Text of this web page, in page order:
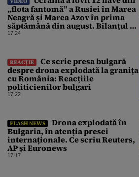
„flota fantomă” a Rusiei în Marea
Neagră și Marea Azov în prima
săptămână din august. Bilanțul a
ajuns la 218
17:24
REACȚIE
Ce scrie presa bulgară
despre drona explodată la granița
cu România: Reacțiile
politicienilor bulgari
17:22
FLASH NEWS
Drona explodată în
Bulgaria, în atenția presei
internaționale. Ce scriu Reuters,
AP și Euronews
17:17